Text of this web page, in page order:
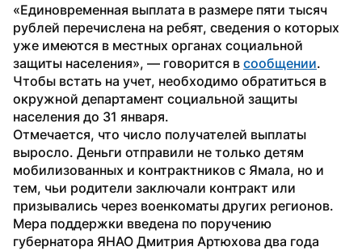
«Единовременная выплата в размере пяти тысяч
рублей перечислена на ребят, сведения о которых
уже имеются в местных органах социальной
защиты населения», — говорится в сообщении.
Чтобы встать на учет, необходимо обратиться в
окружной департамент социальной защиты
населения до 31 января.
Отмечается, что число получателей выплаты
выросло. Деньги отправили не только детям
мобилизованных и контрактников с Ямала, но и
тем, чьи родители заключали контракт или
призывались через военкоматы других регионов.
Мера поддержки введена по поручению
губернатора ЯНАО Дмитрия Артюхова два года